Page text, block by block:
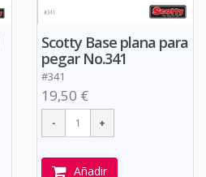
Scotty Base plana para
pegar No.341
#341
19,50 €
Añadir